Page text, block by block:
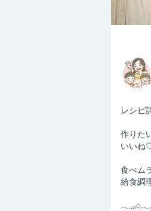
レシピ
作りた
いいね
食べム
給食調